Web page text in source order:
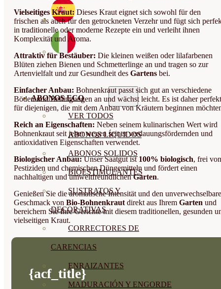
ABONOS ECO
VER TODOS
ABONOS LÍQUIDOS
ABONOS SOLIDOS
BIOESTIMULANTES
SUSTRATOS Y
DECORATIVAS
CORRECTORES DE
CARENCIAS
ENRAIZANTES
MADURACIÓN Y ENGORDE
Vielseitiges Kraut:Dieses Kraut eignet sich sowohl für den
frischen als auch für den getrockneten Verzehr und fügt sich
in traditionelle oder moderne Rezepte ein und verleiht ihnen
Komplexität und Aroma.
Attraktiv für Bestäuber: Die kleinen weißen oder lilafarbenen
Blüten ziehen Bienen und Schmetterlinge an und tragen so zur
Artenvielfalt und zur Gesundheit des Gartens bei.
Einfacher Anbau: Bohnenkraut passt sich gut an verschiedene
Böden und Bedingungen an und wächst leicht. Es ist daher perfekt
für diejenigen, die mit dem Anbau von Kräutern beginnen
Reich an Eigenschaften: Neben seinem kulinarischen Wert wird
Bohnenkraut seit jeher wegen seiner verdauungsfördernden und
antioxidativen Eigenschaften verwendet.
Biologischer Anbau:Unser Saatgut ist100% biologisch, frei von
Pestiziden und chemischen Düngemitteln und fördert einen
nachhaltigen und umweltfreundlichenGarten.
Genießen Sie die aromatische Intensität und den
Geschmack von Bio-Bohnenkraut direkt aus Ihrem Garten und
bereichern Sie Ihre Gerichte mit diesem traditionellen, gesunden
vielseitigen Kraut.
{acf_title}